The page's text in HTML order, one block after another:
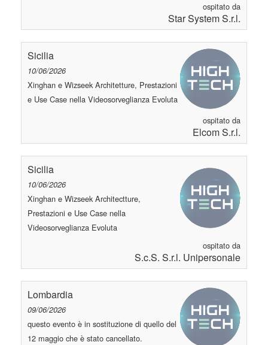
ospitato da
Star System S.r.l.
Sicilia
10/06/2026
Xinghan e Wizseek Architetture, Prestazioni
e Use Case nella Videosorveglianza Evoluta
ospitato da
Elcom S.r.l.
Sicilia
10/06/2026
Xinghan e Wizseek Architectture,
Prestazioni e Use Case nella
Videosorveglianza Evoluta
ospitato da
S.c.S. S.r.l. Unipersonale
Lombardia
09/06/2026
questo evento è in sostituzione di quello del
12 maggio che è stato cancellato.